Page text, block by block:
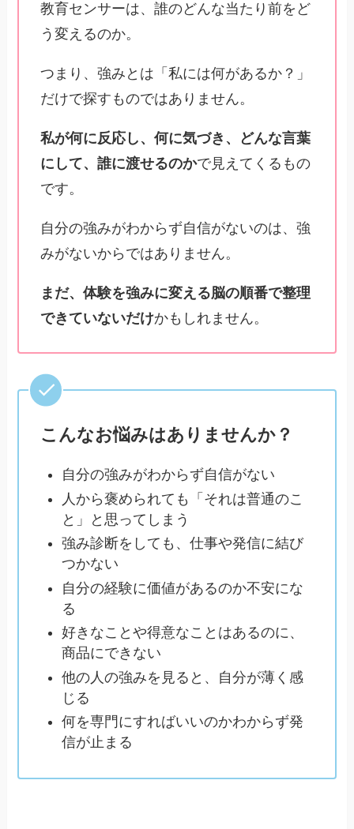
教育センサーは、誰のどんな当たり前をど
う変えるのか。
つまり、強みとは「私には何があるか？」
だけで探すものではありません。
私が何に反応し、何に気づき、どんな言葉
にして、誰に渡せるのかで見えてくるもの
です。
自分の強みがわからず自信がないのは、強
みがないからではありません。
まだ、体験を強みに変える脳の順番で整理
できていないだけかもしれません。
こんなお悩みはありませんか？
自分の強みがわからず自信がない
人から褒められても「それは普通のこ
と」と思ってしまう
強み診断をしても、仕事や発信に結び
つかない
自分の経験に価値があるのか不安にな
る
好きなことや得意なことはあるのに、
商品にできない
他の人の強みを見ると、自分が薄く感
じる
何を専門にすればいいのかわからず発
信が止まる